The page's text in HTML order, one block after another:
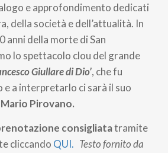
e approfondimento dedicati
della società e dell’attualità. In
anni della morte di San
lo spettacolo clou del grande
Giullare di Dio’, che fu
e a interpretarlo ci sarà il suo
Mario Pirovano.
consigliatatramite
cliccando QUI. Testo fornito da